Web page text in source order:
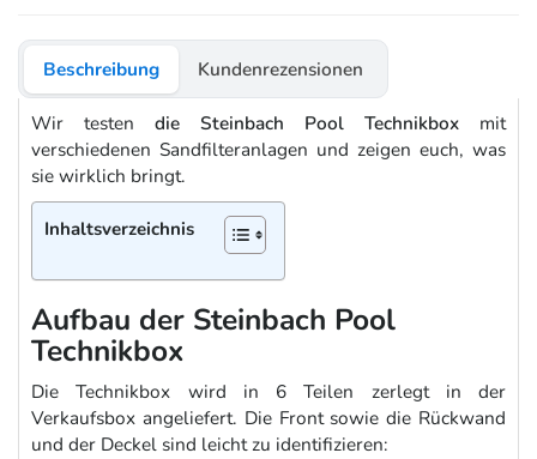
Beschreibung Kundenrezensionen
Wir testen die Steinbach Pool Technikbox mit
verschiedenen Sandfilteranlagen und zeigen euch, was
sie wirklich bringt.
Inhaltsverzeichnis
Aufbau der Steinbach Pool
Technikbox
Die Technikbox wird in 6 Teilen zerlegt in der
Verkaufsbox angeliefert. Die Front sowie die Rückwand
und der Deckel sind leicht zu identifizieren: